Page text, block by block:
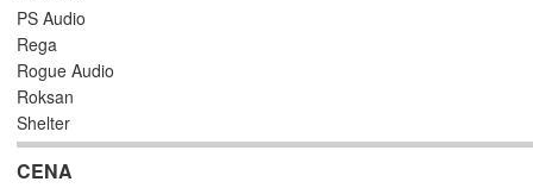
PS Audio
Rega
Rogue Audio
Roksan
Shelter
Soundsmith
Synthesis
CENA